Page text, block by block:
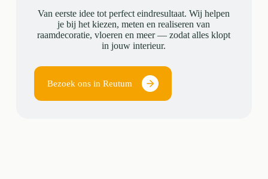
Van eerste idee tot perfect eindresultaat. Wij helpen
je bij het kiezen, meten en realiseren van
raamdecoratie, vloeren en meer — zodat alles klopt
in jouw interieur.
Bezoek ons in Reutum